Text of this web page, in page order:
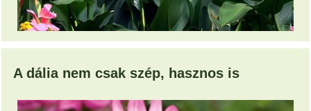
A dália nem csak szép, hasznos is